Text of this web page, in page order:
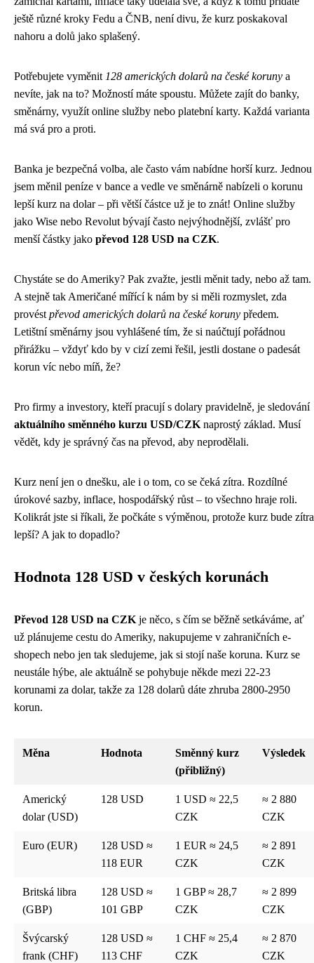
ještě různé kroky Fedu a ČNB, není divu, že kurz poskakoval
nahoru a dolů jako splašený.
Potřebujete vyměnit 128 amerických dolarů na české koruny a
nevíte, jak na to? Možností máte spoustu. Můžete zajít do banky,
směnárny, využít online služby nebo platební karty. Každá varianta
má svá pro a proti.
Banka je bezpečná volba, ale často vám nabídne horší kurz. Jednou
jsem měnil peníze v bance a vedle ve směnárně nabízeli o korunu
lepší kurz na dolar – při větší částce už je to znát! Online služby
jako Wise nebo Revolut bývají často nejvýhodnější, zvlášť pro
menší částky jako převod 128 USD na CZK.
Chystáte se do Ameriky? Pak zvažte, jestli měnit tady, nebo až tam.
A stejně tak Američané mířící k nám by si měli rozmyslet, zda
provést převod amerických dolarů na české koruny předem.
Letištní směnárny jsou vyhlášené tím, že si naúčtují pořádnou
přirážku – vždyť kdo by v cizí zemi řešil, jestli dostane o padesát
korun víc nebo míň, že?
Pro firmy a investory, kteří pracují s dolary pravidelně, je sledování
aktuálního směnného kurzu USD/CZK naprostý základ. Musí
vědět, kdy je správný čas na převod, aby neprodělali.
Kurz není jen o dnešku, ale i o tom, co se čeká zítra. Rozdílné
úrokové sazby, inflace, hospodářský růst – to všechno hraje roli.
Kolikrát jste si říkali, že počkáte s výměnou, protože kurz bude zítra
lepší? A jak to dopadlo?
Hodnota 128 USD v českých korunách
Převod 128 USD na CZK je něco, s čím se běžně setkáváme, ať
už plánujeme cestu do Ameriky, nakupujeme v zahraničních e-
shopech nebo jen tak sledujeme, jak si stojí naše koruna. Kurz se
neustále hýbe, ale aktuálně se pohybuje někde mezi 22-23
korunami za dolar, takže za 128 dolarů dáte zhruba 2800-2950
korun.
Měna Hodnota
Směnný kurz
(přibližný)
Výsledek
Americký
dolar (USD)
128 USD
1 USD ≈ 22,5
CZK
≈ 2 880
CZK
Euro (EUR)
128 USD ≈
118 EUR
1 EUR ≈ 24,5
CZK
≈ 2 891
CZK
Britská libra
(GBP)
128 USD ≈
101 GBP
1 GBP ≈ 28,7
CZK
≈ 2 899
CZK
Švýcarský
frank (CHF)
128 USD ≈
113 CHF
1 CHF ≈ 25,4
CZK
≈ 2 870
CZK